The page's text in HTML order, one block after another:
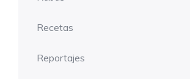
Recetas
Reportajes